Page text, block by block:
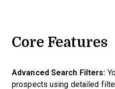
Core Features
Advanced Search Filters:
prospects using detailed